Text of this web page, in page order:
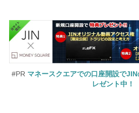
#PR マネースクエアでの口座開設で
レゼント中！